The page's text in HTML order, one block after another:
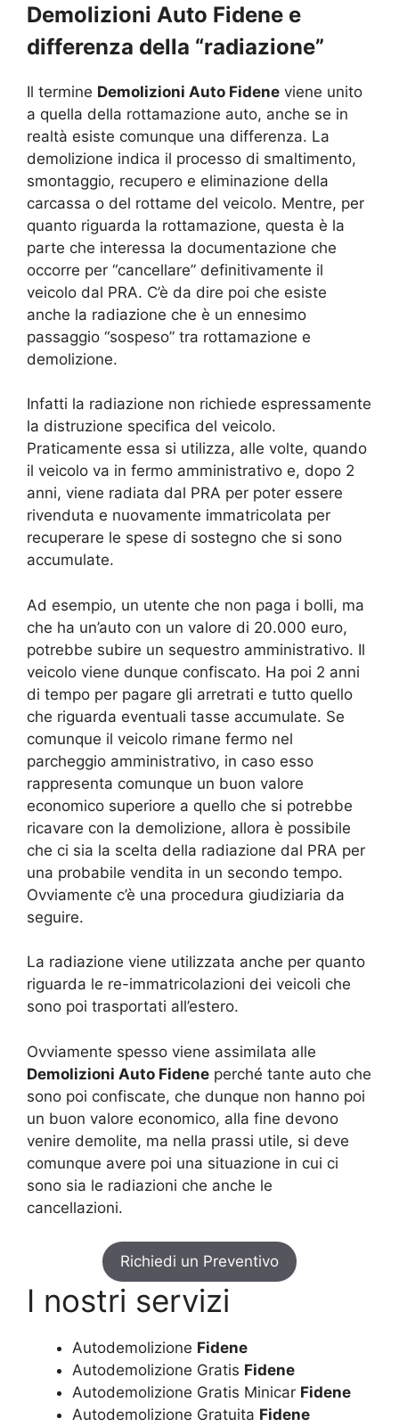
Demolizioni Auto Fidene e
differenza della “radiazione”
Il termine Demolizioni Auto Fidene viene unito
a quella della rottamazione auto, anche se in
realtà esiste comunque una differenza. La
demolizione indica il processo di smaltimento,
smontaggio, recupero e eliminazione della
carcassa o del rottame del veicolo. Mentre, per
quanto riguarda la rottamazione, questa è la
parte che interessa la documentazione che
occorre per “cancellare” definitivamente il
veicolo dal PRA. C’è da dire poi che esiste
anche la radiazione che è un ennesimo
passaggio “sospeso” tra rottamazione e
demolizione.
Infatti la radiazione non richiede espressamente
la distruzione specifica del veicolo.
Praticamente essa si utilizza, alle volte, quando
il veicolo va in fermo amministrativo e, dopo 2
anni, viene radiata dal PRA per poter essere
rivenduta e nuovamente immatricolata per
recuperare le spese di sostegno che si sono
accumulate.
Ad esempio, un utente che non paga i bolli, ma
che ha un’auto con un valore di 20.000 euro,
potrebbe subire un sequestro amministrativo. Il
veicolo viene dunque confiscato. Ha poi 2 anni
di tempo per pagare gli arretrati e tutto quello
che riguarda eventuali tasse accumulate. Se
comunque il veicolo rimane fermo nel
parcheggio amministrativo, in caso esso
rappresenta comunque un buon valore
economico superiore a quello che si potrebbe
ricavare con la demolizione, allora è possibile
che ci sia la scelta della radiazione dal PRA per
una probabile vendita in un secondo tempo.
Ovviamente c’è una procedura giudiziaria da
seguire.
La radiazione viene utilizzata anche per quanto
riguarda le re-immatricolazioni dei veicoli che
sono poi trasportati all’estero.
Ovviamente spesso viene assimilata alle
Demolizioni Auto Fidene perché tante auto che
sono poi confiscate, che dunque non hanno poi
un buon valore economico, alla fine devono
venire demolite, ma nella prassi utile, si deve
comunque avere poi una situazione in cui ci
sono sia le radiazioni che anche le
cancellazioni.
Richiedi un Preventivo
I nostri servizi
Autodemolizione Fidene
Autodemolizione Gratis Fidene
Autodemolizione Gratis Minicar Fidene
Autodemolizione Gratuita Fidene